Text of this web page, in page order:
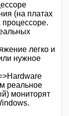
(на платах
легко и
нужное
реальное
мониторят